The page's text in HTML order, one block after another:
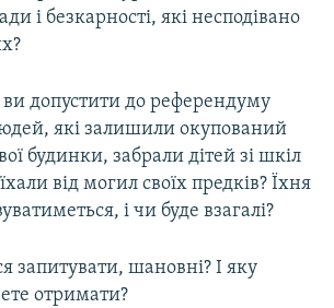
і безкарності, які несподівано
допустити до референдуму
які залишили окупований
будинки, забрали дітей зі шкіл
від могил своїх предків? Їхня
і чи буде взагалі?
запитувати, шановні? І яку
отримати?